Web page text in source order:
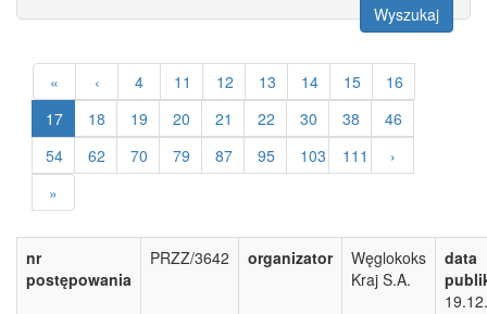
Wyszukaj
« ‹ 4 11 12 13 14 15
16
17
18 19 20 21 22 30 38
46
54
62 70 79 87 95 103 111
›
»
nr
postępowania
PRZZ/3642 organizator
Węglokoks
Kraj S.A.
data